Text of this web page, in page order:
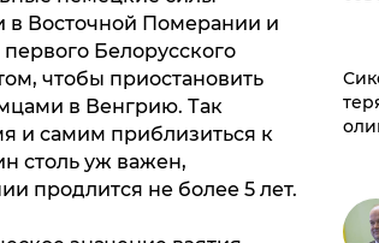
в Восточной Померании и
Белорусского
чтобы приостановить
в Венгрию. Так
и самим приблизиться к
столь уж важен,
продлится не более 5 лет.